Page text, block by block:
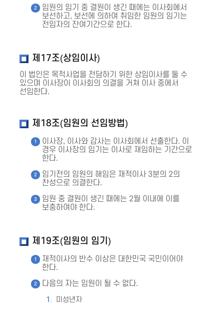
임원의 임기 중 결원이 생긴 때에는 이사회에서
보선하고, 보선에 의하여 취임한 임원의 임기는
전임자의 잔여기간으로 한다.
제17조(상임이사)
이 법인은 목적사업을 전담하기 위한 상임이사를 둘 수
있으며 이사장이 이사회의 의결을 거쳐 이사 중에서
선임한다.
제18조(임원의 선임방법)
이사장, 이사와 감사는 이사회에서 선출한다. 이
경우 이사장의 임기는 이사로 재임하는 기간으로
한다.
임기전의 임원의 해임은 재적이사 3분의 2의
찬성으로 의결한다.
임원 중 결원이 생긴 때에는 2월 이내에 이를
보충하여야 한다.
제19조(임원의 임기)
재적이사의 반수 이상은 대한민국 국민이어야
한다.
다음의 자는 임원이 될 수 없다.
미성년자